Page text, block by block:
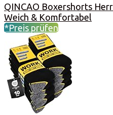
QINCAO Boxershorts
Weich & Komfortabel
*Preis prüfen